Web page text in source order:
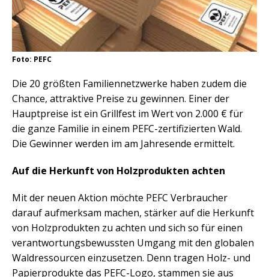
Foto: PEFC
Die 20 größten Familiennetzwerke haben zudem die
Chance, attraktive Preise zu gewinnen. Einer der
Hauptpreise ist ein Grillfest im Wert von 2.000 € für
die ganze Familie in einem PEFC-zertifizierten Wald.
Die Gewinner werden im am Jahresende ermittelt.
Auf die Herkunft von Holzprodukten achten
Mit der neuen Aktion möchte PEFC Verbraucher
darauf aufmerksam machen, stärker auf die Herkunft
von Holzprodukten zu achten und sich so für einen
verantwortungsbewussten Umgang mit den globalen
Waldressourcen einzusetzen. Denn tragen Holz- und
Papierprodukte das PEFC-Logo, stammen sie aus